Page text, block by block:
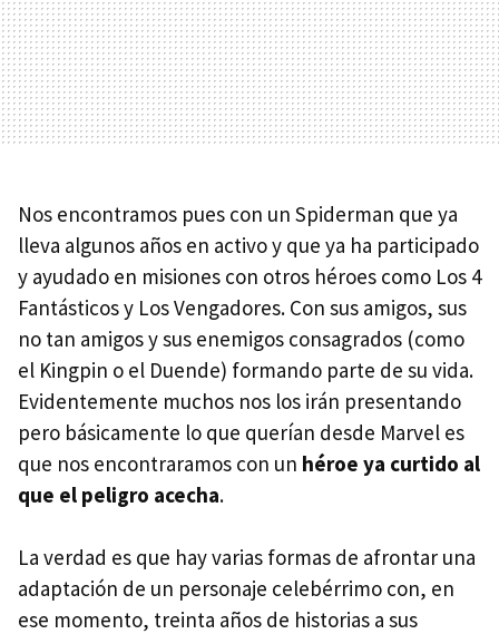
Nos encontramos pues con un Spiderman que ya
lleva algunos años en activo y que ya ha participado
y ayudado en misiones con otros héroes como Los 4
Fantásticos y Los Vengadores. Con sus amigos, sus
no tan amigos y sus enemigos consagrados (como
el Kingpin o el Duende) formando parte de su vida.
Evidentemente muchos nos los irán presentando
pero básicamente lo que querían desde Marvel es
que nos encontraramos con un héroe ya curtido al
que el peligro acecha.
La verdad es que hay varias formas de afrontar una
adaptación de un personaje celebérrimo con, en
ese momento, treinta años de historias a sus